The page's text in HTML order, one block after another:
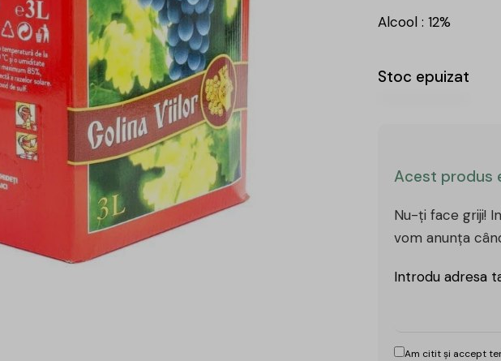
Alcool : 12%
Stoc epuizat
Acest produs
Nu-ți face griji!
vom anunța
Introdu adresa
Am citit și accept